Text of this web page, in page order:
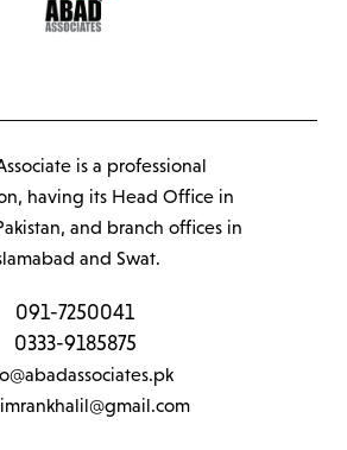
is a professional
having its Head Office in
and branch offices in
and Swat.
091-7250041
0333-9185875